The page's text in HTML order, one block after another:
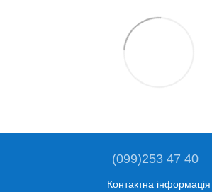
(099)253 47 40
Контактна інформація